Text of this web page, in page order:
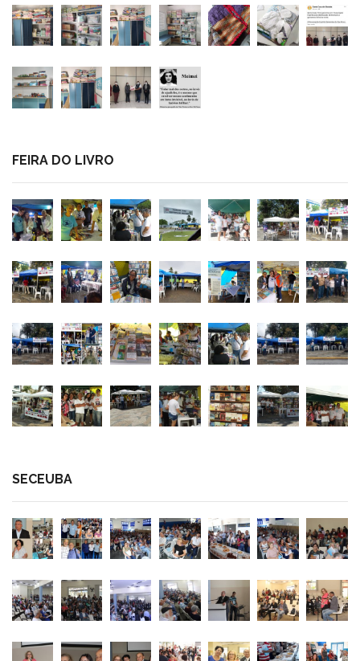
FEIRA DO LIVRO
SECEUBA